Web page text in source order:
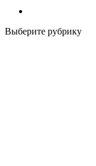
Выберите рубрику